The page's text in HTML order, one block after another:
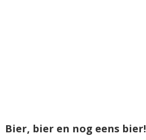
Bier, bier en nog eens bier!